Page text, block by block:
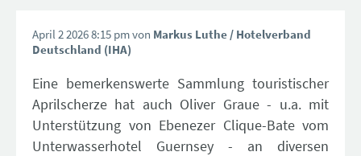
April 2 2026 8:15 pm von Markus Luthe / Hotelverband
Deutschland (IHA)
Eine bemerkenswerte Sammlung touristischer
Aprilscherze hat auch Oliver Graue - u.a. mit
Unterstützung von Ebenezer Clique-Bate vom
Unterwasserhotel Guernsey - an diversen